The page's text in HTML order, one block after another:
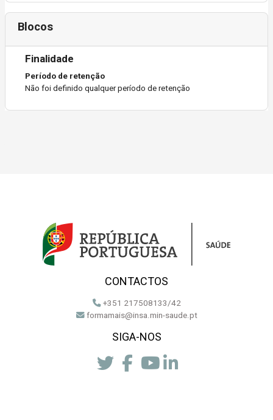
Blocos
Finalidade
Período de retenção
Não foi definido qualquer período de retenção
CONTACTOS
+351 217508133/42
formamais@insa.min-saude.pt
SIGA-NOS